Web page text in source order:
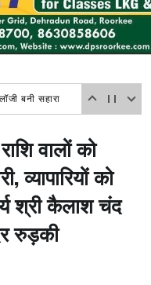
बनी सहारा
वालों को
व्यापारियों को
श्री कैलाश चंद
रुड़की